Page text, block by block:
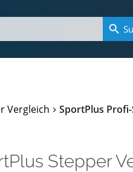
Vergleich SportPlus
Stepper